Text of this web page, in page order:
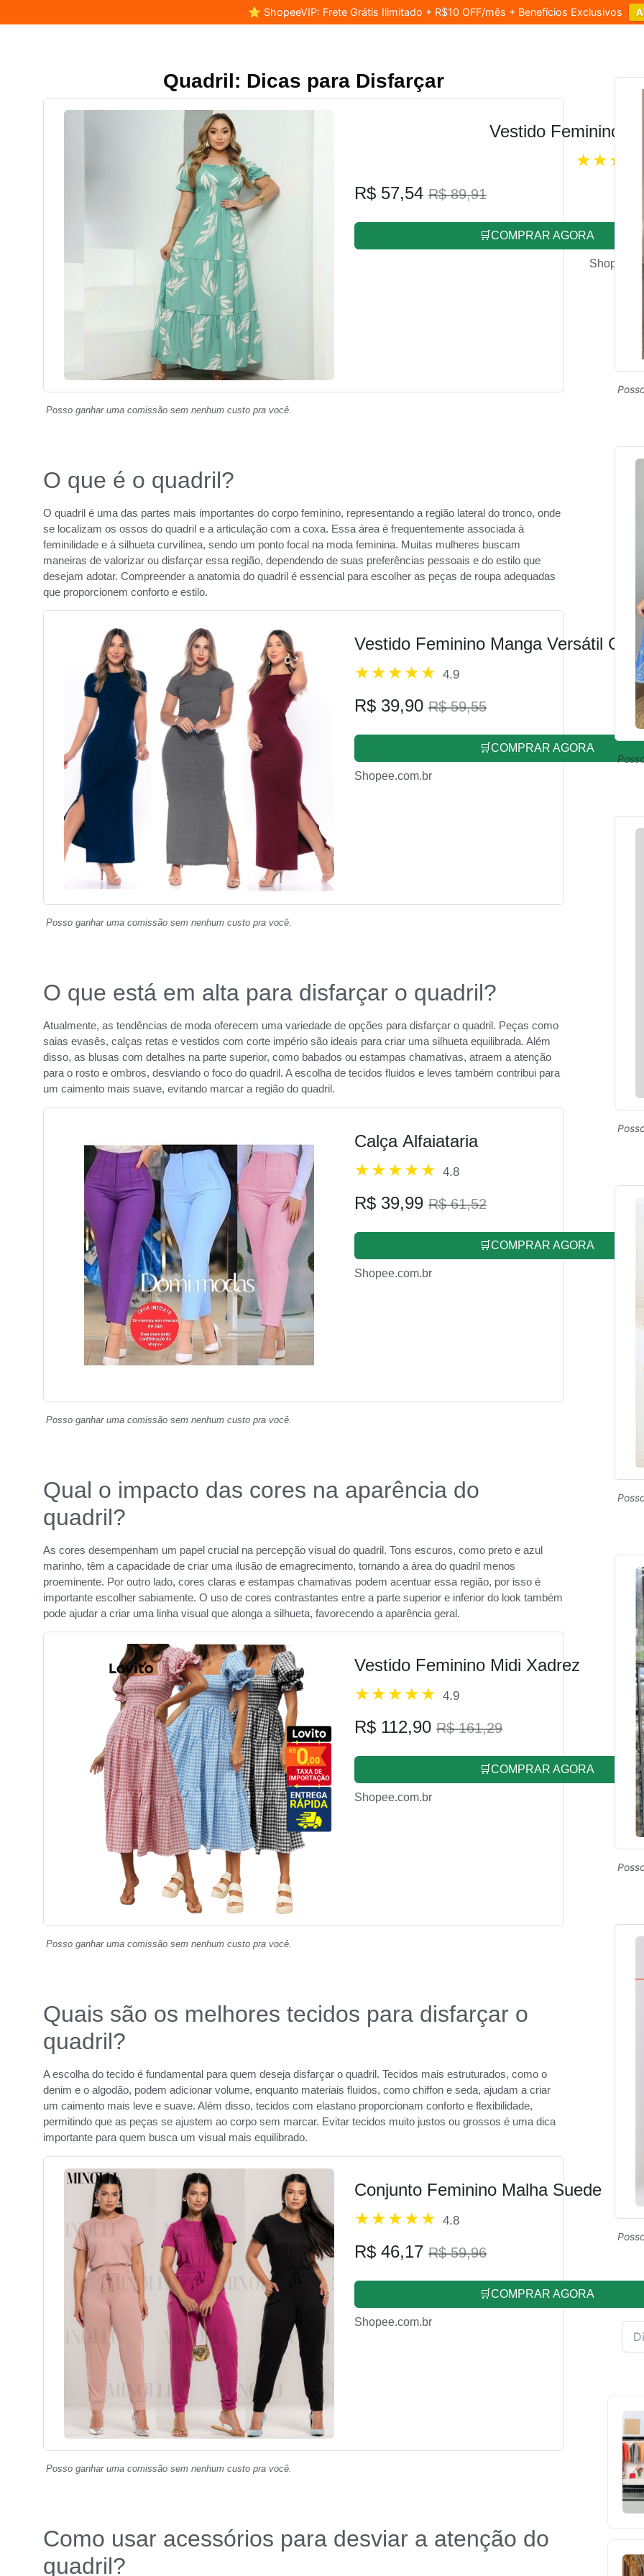
⭐ ShopeeVIP: Frete Grátis Ilimitado + R$10 OFF/mês + Benefícios Exclusivos
Quadril: Dicas para Disfarçar
Vestido Feminino
R$ 57,54 R$ 89,91
🛒COMPRAR AGORA
Posso ganhar uma comissão sem nenhum custo pra você.
O que é o quadril?
O quadril é uma das partes mais importantes do corpo feminino, representando a região lateral do tronco, onde
se localizam os ossos do quadril e a articulação com a coxa. Essa área é frequentemente associada à
feminilidade e à silhueta curvilínea, sendo um ponto focal na moda feminina. Muitas mulheres buscam
maneiras de valorizar ou disfarçar essa região, dependendo de suas preferências pessoais e do estilo que
desejam adotar. Compreender a anatomia do quadril é essencial para escolher as peças de roupa adequadas
que proporcionem conforto e estilo.
Vestido Feminino Manga Versátil
4.9
R$ 39,90 R$ 59,55
🛒COMPRAR AGORA
Shopee.com.br
Posso ganhar uma comissão sem nenhum custo pra você.
O que está em alta para disfarçar o quadril?
Atualmente, as tendências de moda oferecem uma variedade de opções para disfarçar o quadril. Peças como
saias evasês, calças retas e vestidos com corte império são ideais para criar uma silhueta equilibrada. Além
disso, as blusas com detalhes na parte superior, como babados ou estampas chamativas, atraem a atenção
para o rosto e ombros, desviando o foco do quadril. A escolha de tecidos fluidos e leves também contribui para
um caimento mais suave, evitando marcar a região do quadril.
Calça Alfaiataria
4.8
R$ 39,99 R$ 61,52
🛒COMPRAR AGORA
Shopee.com.br
Posso ganhar uma comissão sem nenhum custo pra você.
Qual o impacto das cores na aparência do
quadril?
As cores desempenham um papel crucial na percepção visual do quadril. Tons escuros, como preto e azul
marinho, têm a capacidade de criar uma ilusão de emagrecimento, tornando a área do quadril menos
proeminente. Por outro lado, cores claras e estampas chamativas podem acentuar essa região, por isso é
importante escolher sabiamente. O uso de cores contrastantes entre a parte superior e inferior do look também
pode ajudar a criar uma linha visual que alonga a silhueta, favorecendo a aparência geral.
Vestido Feminino Midi Xadrez
4.9
R$ 112,90 R$ 161,29
🛒COMPRAR AGORA
Shopee.com.br
Posso ganhar uma comissão sem nenhum custo pra você.
Quais são os melhores tecidos para disfarçar o
quadril?
A escolha do tecido é fundamental para quem deseja disfarçar o quadril. Tecidos mais estruturados, como o
denim e o algodão, podem adicionar volume, enquanto materiais fluidos, como chiffon e seda, ajudam a criar
um caimento mais leve e suave. Além disso, tecidos com elastano proporcionam conforto e flexibilidade,
permitindo que as peças se ajustem ao corpo sem marcar. Evitar tecidos muito justos ou grossos é uma dica
importante para quem busca um visual mais equilibrado.
Conjunto Feminino Malha Suede
4.8
R$ 46,17 R$ 59,96
🛒COMPRAR AGORA
Shopee.com.br
Posso ganhar uma comissão sem nenhum custo pra você.
Como usar acessórios para desviar a atenção do
quadril?